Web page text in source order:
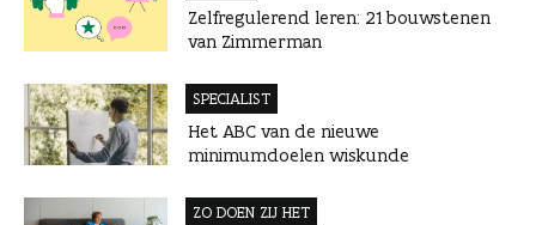
Zelfregulerend leren: 21 bouwstenen
van Zimmerman
SPECIALIST
Het ABC van de nieuwe
minimumdoelen wiskunde
ZO DOEN ZIJ HET